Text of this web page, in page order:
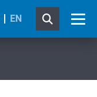
EN